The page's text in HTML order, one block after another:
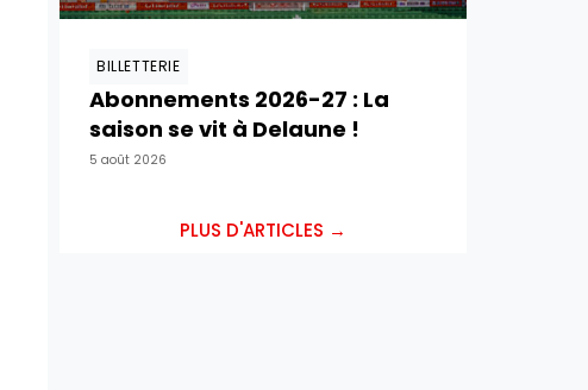
BILLETTERIE
Abonnements 2026-27 : La
saison se vit à Delaune !
5 août 2026
PLUS D'ARTICLES →